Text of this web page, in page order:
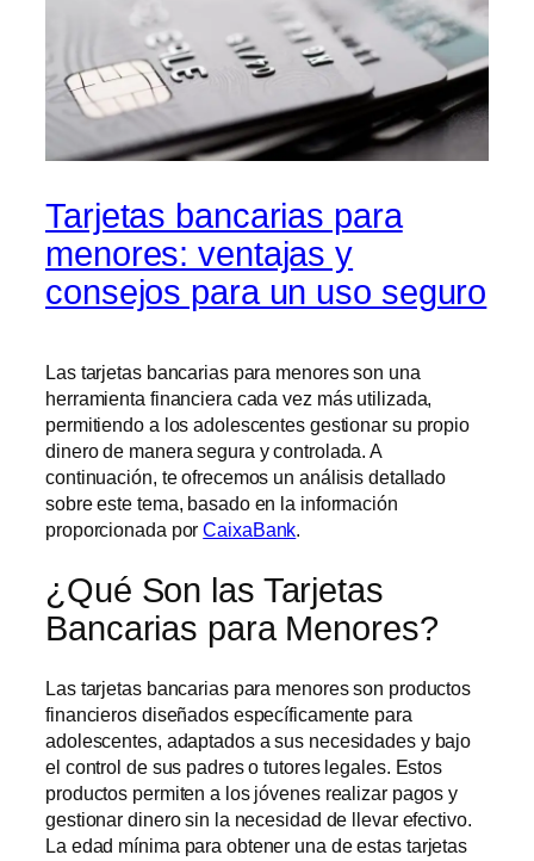
Tarjetas bancarias para
menores: ventajas y
consejos para un uso seguro
Las tarjetas bancarias para menores son una
herramienta financiera cada vez más utilizada,
permitiendo a los adolescentes gestionar su propio
dinero de manera segura y controlada. A
continuación, te ofrecemos un análisis detallado
sobre este tema, basado en la información
proporcionada porCaixaBank.
¿Qué Son las Tarjetas
Bancarias para Menores?
Las tarjetas bancarias para menores son productos
financieros diseñados específicamente para
adolescentes, adaptados a sus necesidades y bajo
el control de sus padres o tutores legales. Estos
productos permiten a los jóvenes realizar pagos y
gestionar dinero sin la necesidad de llevar efectivo.
La edad mínima para obtener una de estas tarjetas